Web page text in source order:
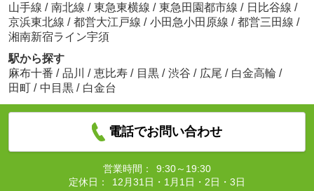
山手線 / 南北線 / 東急東横線 / 東急田園都市線 / 日比谷線 /
京浜東北線 / 都営大江戸線 / 小田急小田原線 / 都営三田線 /
湘南新宿ライン宇須
駅から探す
麻布十番 / 品川 / 恵比寿 / 目黒 / 渋谷 / 広尾 / 白金高輪 /
田町 / 中目黒 / 白金台
電話でお問い合わせ
営業時間：
9:30～19:30
定休日：
12月31日・1月1日・2日・3日